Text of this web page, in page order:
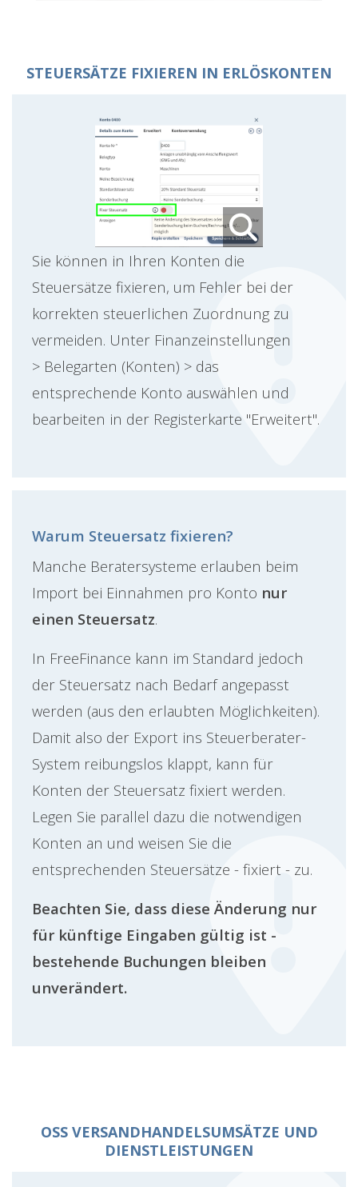
STEUERSÄTZE FIXIEREN IN ERLÖSKONTEN
Sie können in Ihren Konten die
Steuersätze fixieren, um Fehler bei der
korrekten steuerlichen Zuordnung zu
vermeiden. Unter Finanzeinstellungen
> Belegarten (Konten) > das
entsprechende Konto auswählen und
bearbeiten in der Registerkarte "Erweitert".
Warum Steuersatz fixieren?
Manche Beratersysteme erlauben beim
Import bei Einnahmen pro Konto nur
einen Steuersatz.
In FreeFinance kann im Standard jedoch
der Steuersatz nach Bedarf angepasst
werden (aus den erlaubten Möglichkeiten).
Damit also der Export ins Steuerberater-
System reibungslos klappt, kann für
Konten der Steuersatz fixiert werden.
Legen Sie parallel dazu die notwendigen
Konten an und weisen Sie die
entsprechenden Steuersätze - fixiert - zu.
Beachten Sie, dass diese Änderung nur
für künftige Eingaben gültig ist -
bestehende Buchungen bleiben
unverändert.
OSS VERSANDHANDELSUMSÄTZE UND
DIENSTLEISTUNGEN